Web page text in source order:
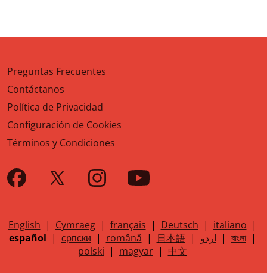
Preguntas Frecuentes
Contáctanos
Política de Privacidad
Configuración de Cookies
Términos y Condiciones
English | Cymraeg| français | Deutsch | italiano |
español | српски | română| 日本語| اردو | বাংলা|
polski | magyar| 中文